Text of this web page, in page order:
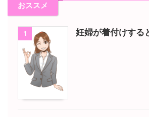
おススメ
1 妊婦が着付けする